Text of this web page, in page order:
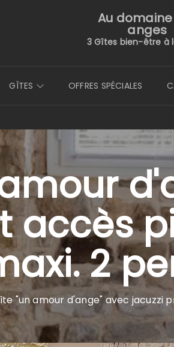
Au
anges
3 Gîtes bien-être à
GÎTES OFFRES SPÉCIALES
accès
2
"un amour d'ange" avec jacuzzi